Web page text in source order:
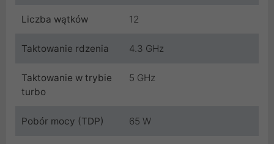
Liczba wątków 12
Taktowanie rdzenia 4.3 GHz
Taktowanie w trybie
turbo
5 GHz
Pobór mocy (TDP) 65 W